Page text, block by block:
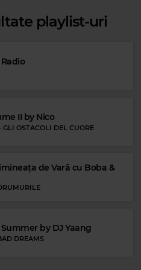
JOE BONAMASSA
playlist-uri
Radio
II by Nico
GLI OSTACOLI DEL CUORE
de Vară cu Boba &
by DJ Yaang
DREAMS